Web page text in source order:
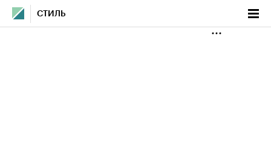
СТИЛЬ